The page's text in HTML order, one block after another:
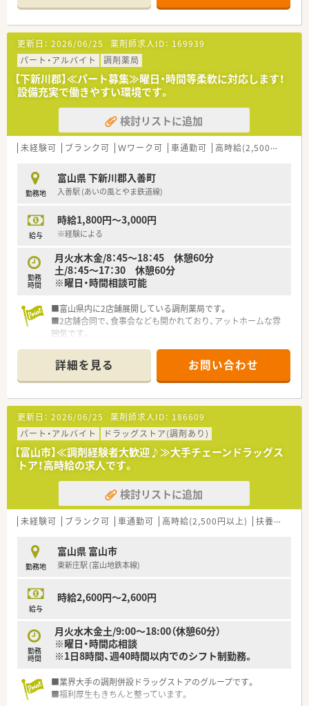
更新日： 2026/06/25 薬剤師求人ID： 169939
パート・アルバイト
調剤薬局
【下新川郡】≪パート募集≫曜日・時間等柔軟に対応します！
設備充実で働きやすい環境です。
検討リストに追加
未経験可 ブランク可 Ｗワーク可 車通勤可 高時給(2,500円以上)
勤務地
富山県 下新川郡入善町
入善駅 (あいの風とやま鉄道線)
給与
時給1,800円～3,000円
※経験による
勤務
時間
月火水木金/8：45～18：45 休憩60分
土/8：45～17：30 休憩60分
※曜日・時間相談可能
■富山県内に2店舗展開している調剤薬局です。
■2店舗合同で、食事会なども開かれており、アットホームな雰
囲気です。
詳細を見る お問い合わせ
更新日： 2026/06/25 薬剤師求人ID： 186609
パート・アルバイト
ドラッグストア(調剤あり)
【富山市】≪調剤経験者大歓迎♪≫大手チェーンドラッグス
トア！高時給の求人です。
検討リストに追加
未経験可 ブランク可 車通勤可 高時給(2,500円以上) 扶養内勤務OK
勤務地
富山県 富山市
東新庄駅 (富山地鉄本線)
給与
時給2,600円～2,600円
勤務
時間
月火水木金土/9:00～18:00（休憩60分）
※曜日・時間応相談
※1日8時間、週40時間以内でのシフト制勤務。
■業界大手の調剤併設ドラッグストアのグループです。
■福利厚生もきちんと整っています。